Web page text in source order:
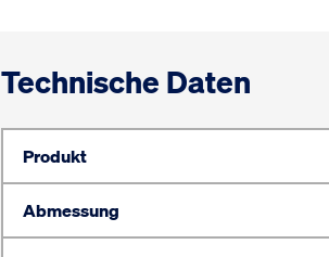
Technische Daten
Produkt
Abmessung